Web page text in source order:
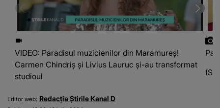
VIDEO: Paradisul muzicienilor din Maramureș!
Carmen Chindriș și Livius Lauruc și-au transformat
studioul
Editor web: Redacția Știrile Kanal D